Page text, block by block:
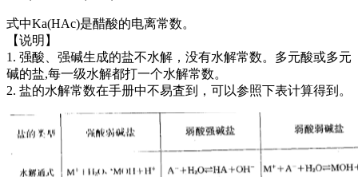
式中Ka(HAc)是醋酸的电离常数。
【说明】
1. 强酸、强碱生成的盐不水解，没有水解常数。多元酸或多元
碱的盐,每一级水解都打一个水解常数。
2. 盐的水解常数在手册中不易査到，可以参照下表计算得到。